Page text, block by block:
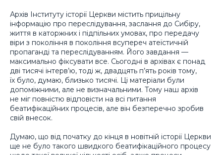
Архів Інституту історії Церкви містить прицільну
інформацію про переслідування, заслання до Сибіру,
життя в каторжних і підпільних умовах, про передачу
віри з покоління в покоління всупереч атеїстичній
пропаганді та переслідуванням. Його завдання —
максимально фіксувати все. Сьогодні в архівах є понад
дві тисячі інтерв’ю, тоді ж, двадцять п’ять років тому,
їх було, думаю, близько тисячі. Ці матеріали були
допоміжними, але не визначальними. Тому наш архів
не міг повністю відповісти на всі питання
беатифікаційних процесів, але він безперечно зробив
свій внесок.
Думаю, що від початку до кінця в новітній історії Церкви
ще не було такого швидкого беатифікаційного процесу